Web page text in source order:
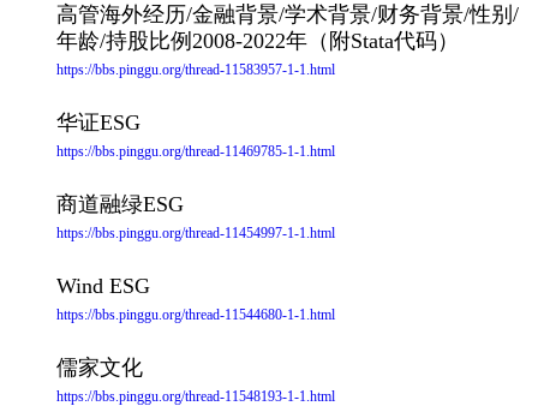
高管海外经历/金融背景/学术背景/财务背景/性别/
年龄/持股比例2008-2022年（附Stata代码）
https://bbs.pinggu.org/thread-11583957-1-1.html
华证ESG
https://bbs.pinggu.org/thread-11469785-1-1.html
商道融绿ESG
https://bbs.pinggu.org/thread-11454997-1-1.html
Wind ESG
https://bbs.pinggu.org/thread-11544680-1-1.html
儒家文化
https://bbs.pinggu.org/thread-11548193-1-1.html